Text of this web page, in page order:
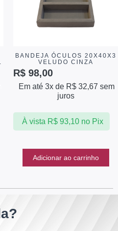
BANDEJA ÓCULOS 20X40X3
VELUDO CINZA
R$ 98,00
Em até 3x de R$ 32,67 sem
juros
À vista R$93,10 no Pix
Adicionar ao carrinho